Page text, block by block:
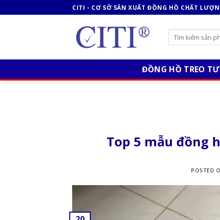
to
CITI - CƠ SỞ SẢN XUẤT ĐỒNG HỒ CHẤT
ĐỒNG HỒ TREO
Top 5 mẫu đồng
POSTED